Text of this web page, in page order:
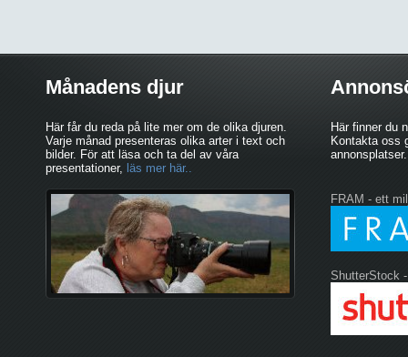
Månadens djur
Här får du reda på lite mer om de olika djuren.
Varje månad presenteras olika arter i text och
bilder. För att läsa och ta del av våra
presentationer, läs mer här..
Här finner du
Kontakta oss
annonsplatser.
FRAM - ett
ShutterStock